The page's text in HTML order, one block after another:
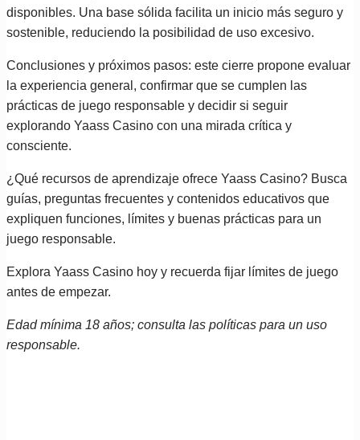
disponibles. Una base sólida facilita un inicio más seguro y
sostenible, reduciendo la posibilidad de uso excesivo.
Conclusiones y próximos pasos: este cierre propone evaluar
la experiencia general, confirmar que se cumplen las
prácticas de juego responsable y decidir si seguir
explorando Yaass Casino con una mirada crítica y
consciente.
¿Qué recursos de aprendizaje ofrece Yaass Casino? Busca
guías, preguntas frecuentes y contenidos educativos que
expliquen funciones, límites y buenas prácticas para un
juego responsable.
Explora Yaass Casino hoy y recuerda fijar límites de juego
antes de empezar.
Edad mínima 18 años; consulta las políticas para un uso
responsable.